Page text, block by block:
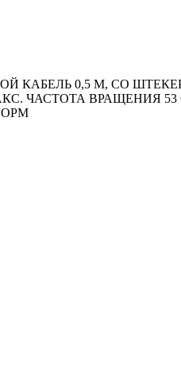
КАБЕЛЬ 0,5 М, СО
ЧАСТОТА ВРАЩЕНИЯ